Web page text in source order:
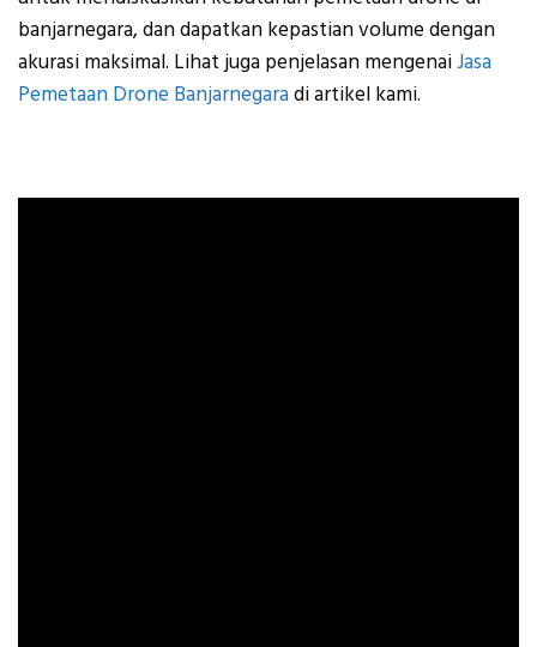
banjarnegara, dan dapatkan kepastian volume dengan
akurasi maksimal. Lihat juga penjelasan mengenaiJasa
Pemetaan Drone Banjarnegaradi artikel kami.